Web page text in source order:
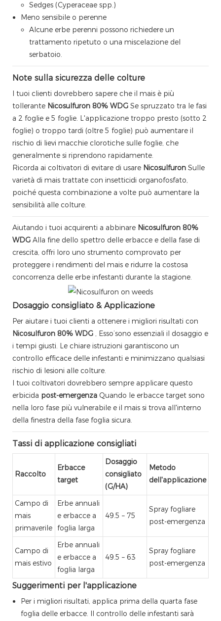
Sedges (Cyperaceae spp.)
Meno sensibile o perenne
Alcune erbe perenni possono richiedere un
trattamento ripetuto o una miscelazione del
serbatoio.
Note sulla sicurezza delle colture
I tuoi clienti dovrebbero sapere che il mais è più
tollerante Nicosulfuron 80% WDG Se spruzzato tra le fasi
a 2 foglie e 5 foglie. L'applicazione troppo presto (sotto 2
foglie) o troppo tardi (oltre 5 foglie) può aumentare il
rischio di lievi macchie clorotiche sulle foglie, che
generalmente si riprendono rapidamente.
Ricorda ai coltivatori di evitare di usare Nicosulfuron Sulle
varietà di mais trattate con insetticidi organofosfato,
poiché questa combinazione a volte può aumentare la
sensibilità alle colture.
Aiutando i tuoi acquirenti a abbinare Nicosulfuron 80%
WDG Alla fine dello spettro delle erbacce e della fase di
crescita, offri loro uno strumento comprovato per
proteggere i rendimenti del mais e ridurre la costosa
concorrenza delle erbe infestanti durante la stagione.
Dosaggio consigliato & Applicazione
Per aiutare i tuoi clienti a ottenere i migliori risultati con
Nicosulfuron 80% WDG , Esso’sono essenziali il dosaggio e
i tempi giusti. Le chiare istruzioni garantiscono un
controllo efficace delle infestanti e minimizzano qualsiasi
rischio di lesioni alle colture.
I tuoi coltivatori dovrebbero sempre applicare questo
erbicida post-emergenza Quando le erbacce target sono
nella loro fase più vulnerabile e il mais si trova all'interno
della finestra della fase foglia sicura.
Tassi di applicazione consigliati
Raccolto
Erbacce
target
Dosaggio
consigliato
(G/HA)
Metodo
dell'applicazione
Campo di
mais
primaverile
Erbe annuali
e erbacce a
foglia larga
49.5 – 75
Spray fogliare
post-emergenza
Campo di
mais estivo
Erbe annuali
e erbacce a
foglia larga
49.5 – 63
Spray fogliare
post-emergenza
Suggerimenti per l'applicazione
Per i migliori risultati, applica prima della quarta fase
foglia delle erbacce. Il controllo delle infestanti sarà